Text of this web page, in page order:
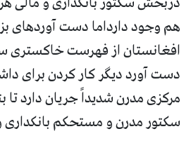
هم وجود دارداما دست آوردهای
افغانستان از فهرست خاکستری
دست آورد دیگر کار کردن برای
مرکزی مدرن شدیداً جریان دارد تا
سکتور مدرن و مستحکم